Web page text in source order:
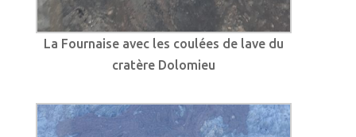
La Fournaise avec les coulées de lave du
cratère Dolomieu